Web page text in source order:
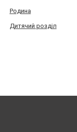
Родина
Дитячий розділ